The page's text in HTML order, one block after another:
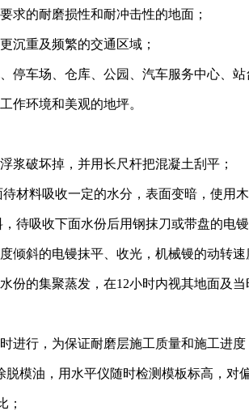
的耐磨损性和耐冲击性的地面；
重及频繁的交通区域；
车场、仓库、公园、汽车服务中心、站
环境和美观的地坪。
破坏掉，并用长尺杆把混凝土刮平；
料吸收一定的水分，表面变暗，使用木
吸收下面水份后用钢抹刀或带盘的电镘
斜的电镘抹平、收光，机械镘的动转速
的集聚蒸发，在12小时内视其地面及当
进行，为保证耐磨层施工质量和施工
模油，用水平仪随时检测模板标高，
比；